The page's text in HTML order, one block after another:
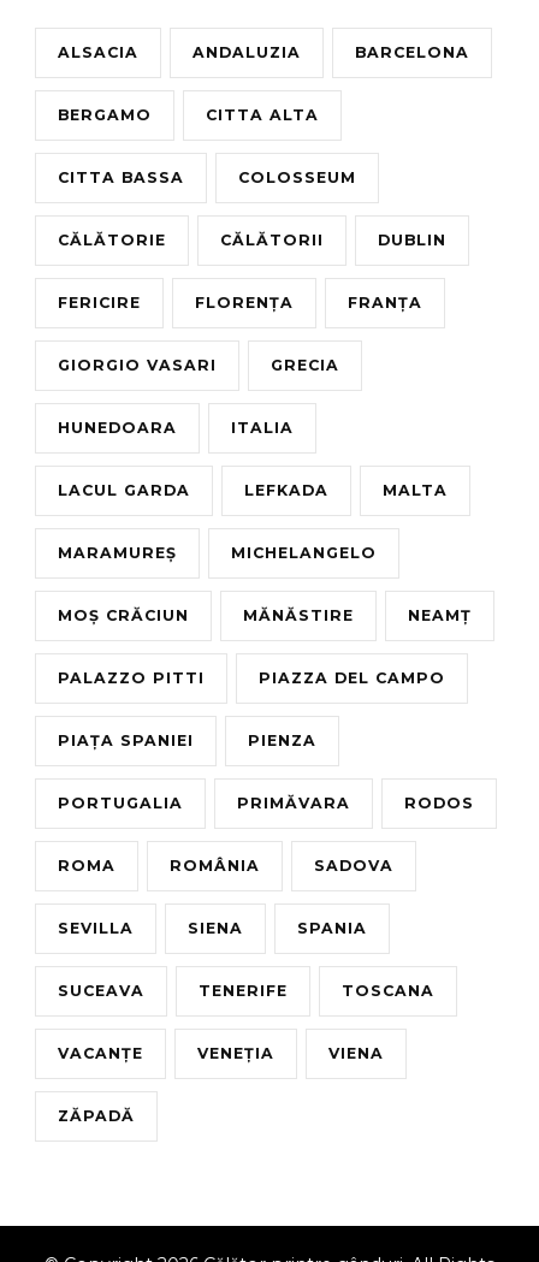
ALSACIA ANDALUZIA BARCELONA
BERGAMO CITTA ALTA
CITTA BASSA COLOSSEUM
CĂLĂTORIE CĂLĂTORII DUBLIN
FERICIRE FLORENȚA FRANȚA
GIORGIO VASARI GRECIA
HUNEDOARA ITALIA
LACUL GARDA LEFKADA MALTA
MARAMUREȘ MICHELANGELO
MOȘ CRĂCIUN MĂNĂSTIRE NEAMȚ
PALAZZO PITTI PIAZZA DEL CAMPO
PIAȚA SPANIEI PIENZA
PORTUGALIA PRIMĂVARA RODOS
ROMA ROMÂNIA SADOVA
SEVILLA SIENA SPANIA
SUCEAVA TENERIFE TOSCANA
VACANȚE VENEȚIA VIENA
ZĂPADĂ